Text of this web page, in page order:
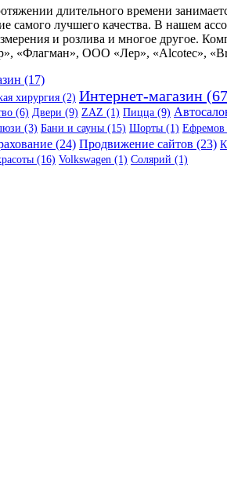
длительного времени
самого лучшего качества. В нашем
и розлива и многое другое.
«Флагман», ООО «Лер», «Alcotec»,
(17)
хирургия (2) Интернет-магазин
(6) Двери (9) ZAZ (1) Пицца (9)
(3) Бани и сауны (15) Шорты (1) Ефремов
(24) Продвижение сайтов (23)
(16) Volkswagen (1) Солярий (1)